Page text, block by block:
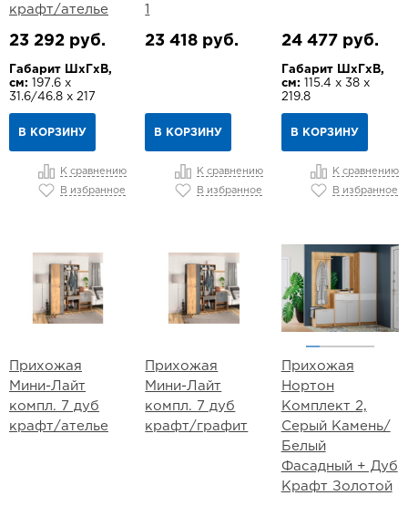
крафт/ателье
23 292 руб.
Габарит ШхГхВ,
см: 197.6 х
31.6/46.8 х 217
В КОРЗИНУ
К сравнению
В избранное
1
23 418 руб.
В КОРЗИНУ
К сравнению
В избранное
24 477 руб.
Габарит ШхГхВ,
см: 115.4 х 38 х
219.8
В КОРЗИНУ
К сравнению
В избранное
Прихожая
Мини-Лайт
компл. 7 дуб
крафт/ателье
Прихожая
Мини-Лайт
компл. 7 дуб
крафт/графит
Прихожая
Нортон
Комплект 2,
Серый Камень/
Белый
Фасадный + Дуб
Крафт Золотой